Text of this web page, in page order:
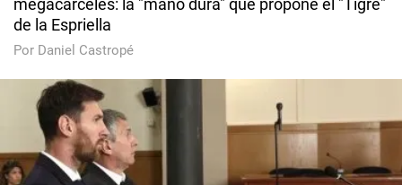
megacárceles: la "mano dura" que propone el "Tigre"
de la Espriella
Por Daniel Castropé